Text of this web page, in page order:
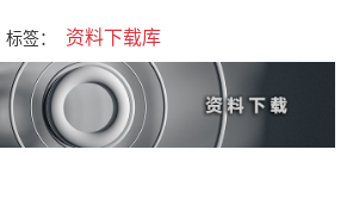
标签： 资料下载库